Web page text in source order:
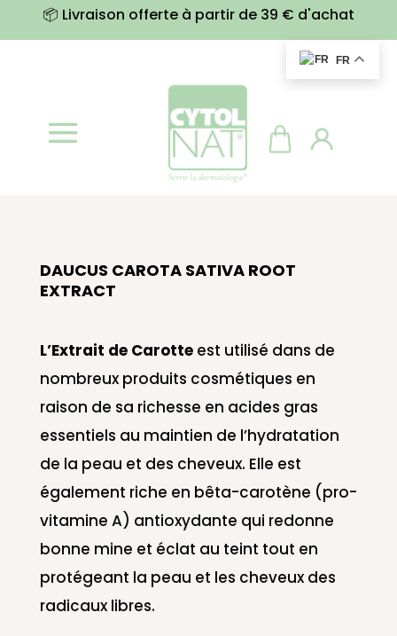
📦 Livraison offerte à partir de 39 € d'achat
DAUCUS CAROTA SATIVA ROOT
EXTRACT
L’Extrait de Carotte est utilisé dans de
nombreux produits cosmétiques en
raison de sa richesse en acides gras
essentiels au maintien de l’hydratation
de la peau et des cheveux. Elle est
également riche en bêta-carotène (pro-
vitamine A) antioxydante qui redonne
bonne mine et éclat au teint tout en
protégeant la peau et les cheveux des
radicaux libres.
FR